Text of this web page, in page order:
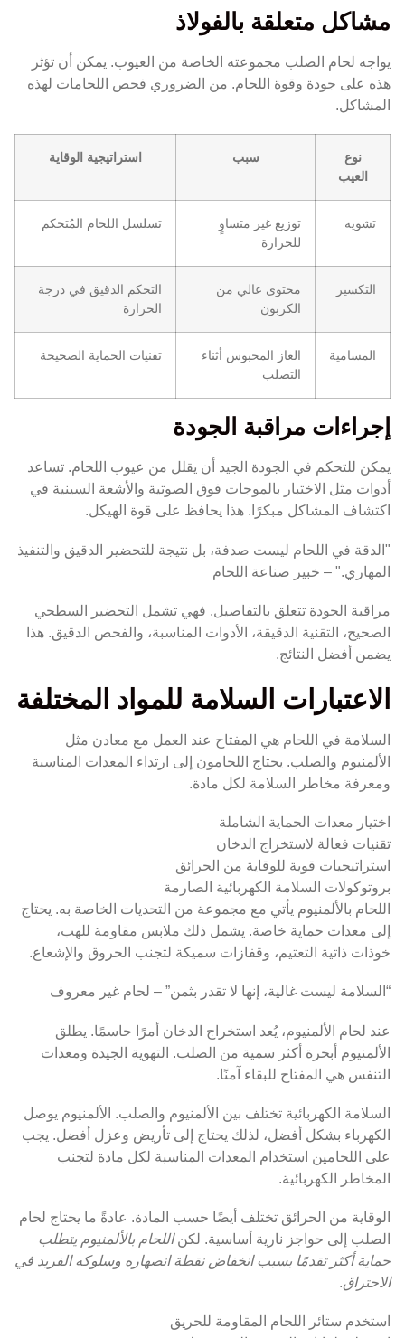
مشاكل متعلقة بالفولاذ
يواجه لحام الصلب مجموعته الخاصة من العيوب. يمكن أن تؤثر
هذه على جودة وقوة اللحام. من الضروري فحص اللحامات لهذه
المشاكل.
نوع
العيب
سبب استراتيجية الوقاية
تشويه
توزيع غير متساوٍ
للحرارة
تسلسل اللحام المُتحكم
التكسير
محتوى عالي من
الكربون
التحكم الدقيق في درجة
الحرارة
المسامية
الغاز المحبوس أثناء
التصلب
تقنيات الحماية الصحيحة
إجراءات مراقبة الجودة
يمكن للتحكم في الجودة الجيد أن يقلل من عيوب اللحام. تساعد
أدوات مثل الاختبار بالموجات فوق الصوتية والأشعة السينية في
اكتشاف المشاكل مبكرًا. هذا يحافظ على قوة الهيكل.
"الدقة في اللحام ليست صدفة، بل نتيجة للتحضير الدقيق والتنفيذ
المهاري." – خبير صناعة اللحام
مراقبة الجودة تتعلق بالتفاصيل. فهي تشمل التحضير السطحي
الصحيح، التقنية الدقيقة، الأدوات المناسبة، والفحص الدقيق. هذا
يضمن أفضل النتائج.
الاعتبارات السلامة للمواد المختلفة
السلامة في اللحام هي المفتاح عند العمل مع معادن مثل
الألمنيوم والصلب. يحتاج اللحامون إلى ارتداء المعدات المناسبة
ومعرفة مخاطر السلامة لكل مادة.
اختيار معدات الحماية الشاملة
تقنيات فعالة لاستخراج الدخان
استراتيجيات قوية للوقاية من الحرائق
بروتوكولات السلامة الكهربائية الصارمة
اللحام بالألمنيوم يأتي مع مجموعة من التحديات الخاصة به. يحتاج
إلى معدات حماية خاصة. يشمل ذلك ملابس مقاومة للهب،
خوذات ذاتية التعتيم، وقفازات سميكة لتجنب الحروق والإشعاع.
“السلامة ليست غالية، إنها لا تقدر بثمن” – لحام غير معروف
عند لحام الألمنيوم، يُعد استخراج الدخان أمرًا حاسمًا. يطلق
الألمنيوم أبخرة أكثر سمية من الصلب. التهوية الجيدة ومعدات
التنفس هي المفتاح للبقاء آمنًا.
السلامة الكهربائية تختلف بين الألمنيوم والصلب. الألمنيوم يوصل
الكهرباء بشكل أفضل، لذلك يحتاج إلى تأريض وعزل أفضل. يجب
على اللحامين استخدام المعدات المناسبة لكل مادة لتجنب
المخاطر الكهربائية.
الوقاية من الحرائق تختلف أيضًا حسب المادة. عادةً ما يحتاج لحام
الصلب إلى حواجز نارية أساسية. لكناللحام بالألمنيوم يتطلب
حماية أكثر تقدمًا بسبب انخفاض نقطة انصهاره وسلوكه الفريد في
الاحتراق.
استخدم ستائر اللحام المقاومة للحريق